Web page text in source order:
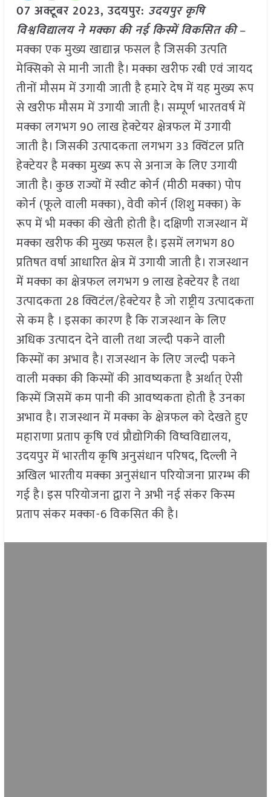
07 अक्टूबर 2023, उदयपुर: उदयपुर कृषि
विश्वविद्यालय ने मक्का की नई किस्में विकसित की–
मक्का एक मुख्य खाद्यान्न फसल है जिसकी उत्पति
मेक्सिको से मानी जाती है। मक्का खरीफ रबी एवं जायद
तीनों मौसम में उगायी जाती है हमारे देष में यह मुख्य रूप
से खरीफ मौसम में उगायी जाती है। सम्पूर्ण भारतवर्ष में
मक्का लगभग 90 लाख हेक्टेयर क्षेत्रफल में उगायी
जाती है। जिसकी उत्पादकता लगभग 33 क्विंटल प्रति
हेक्टेयर है मक्का मुख्य रूप से अनाज के लिए उगायी
जाती है। कुछ राज्यों में स्वीट कोर्न (मीठी मक्का) पोप
कोर्न (फूले वाली मक्का), वेवी कोर्न (शिशु मक्का) के
रूप में भी मक्का की खेती होती है। दक्षिणी राजस्थान में
मक्का खरीफ की मुख्य फसल है। इसमें लगभग 80
प्रतिषत वर्षा आधारित क्षेत्र में उगायी जाती है। राजस्थान
में मक्का का क्षेत्रफल लगभग 9 लाख हेक्टेयर है तथा
उत्पादकता 28 क्विटंल/हेक्टेयर है जो राष्ट्रीय उत्पादकता
से कम है । इसका कारण है कि राजस्थान के लिए
अधिक उत्पादन देने वाली तथा जल्दी पकने वाली
किस्मों का अभाव है। राजस्थान के लिए जल्दी पकने
वाली मक्का की किस्मों की आवष्यकता है अर्थात् ऐसी
किस्में जिसमें कम पानी की आवष्यकता होती है उनका
अभाव है। राजस्थान में मक्का के क्षेत्रफल को देखते हुए
महाराणा प्रताप कृषि एवं प्रौद्योगिकी विष्वविद्यालय,
उदयपुर में भारतीय कृषि अनुसंधान परिषद, दिल्ली ने
अखिल भारतीय मक्का अनुसंधान परियोजना प्रारम्भ की
गई है। इस परियोजना द्वारा ने अभी नई संकर किस्म
प्रताप संकर मक्का-6 विकसित की है।